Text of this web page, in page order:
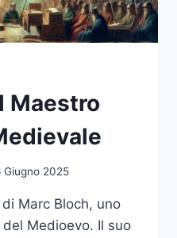
Maestro
Giugno 2025
di Marc Bloch, uno
Medioevo. Il suo